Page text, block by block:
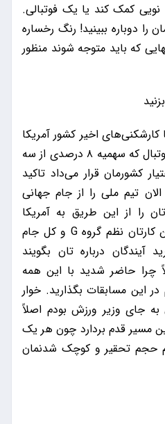
نویی کمک کند یا یک فوتبالی.
را دوباره ببینید! رنگ رخساره
که باید متوجه شوند منظور
اخیر کشور آمریکا
و لغو بلیت‌های فدراسیون فوتبال که سهمیه ۸ درصدی از سه
کشورمان قرار می‌داد تاکید
تیم ملی را از جام جهانی
را از این طریق به آمریکا
بزنید. برگردید و لااقل با این کارتان نظم گروه G و کل جام
آیندگان درباره تان بگویند
چرا حاضر شدید با این همه
این مسابقات بگذارید. خوار
جای وزیر ورزش بودم اصلاً
مسیر قدم بردارد چون هر یک
حجم تحقیر و کوچک شدنمان